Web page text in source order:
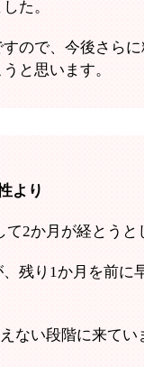
た。
ので、今後さら
と思います。
より
て2か月が経とうと
残り1か月を前に
ない段階に来て